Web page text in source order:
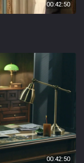
00:42:50
00:42:50